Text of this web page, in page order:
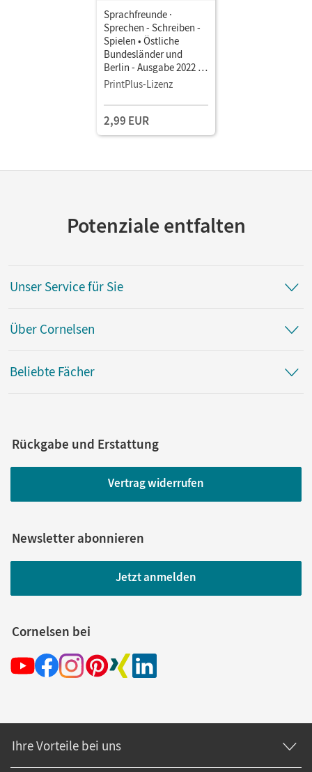
Sprachfreunde ·
Sprechen - Schreiben -
Spielen • Östliche
Bundesländer und
Berlin - Ausgabe 2022 ·
4. Schuljahr •
Mit Medien
PrintPlus-Lizenz
2,99 EUR
Potenziale entfalten
Unser Service für Sie
Über Cornelsen
Beliebte Fächer
Rückgabe und Erstattung
Vertrag widerrufen
Newsletter abonnieren
Jetzt anmelden
Cornelsen bei
Ihre Vorteile bei uns